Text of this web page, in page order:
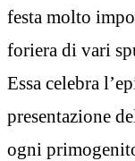
festa molto
foriera di vari
Essa celebra
presentazione
ogni